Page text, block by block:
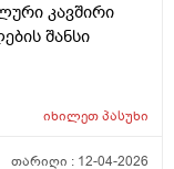
კავშირი
შანსი
იხილეთპასუხი
თარიღი : 12-04-2026